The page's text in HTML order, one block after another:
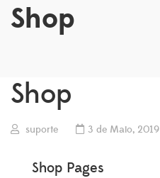
Shop
Shop
suporte 3 de Maio, 2019
Shop Pages